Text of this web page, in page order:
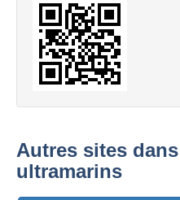
Autres sites
ultramarins